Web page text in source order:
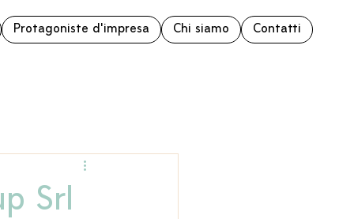
Protagoniste d'impresa Chi siamo Contatti
Srl